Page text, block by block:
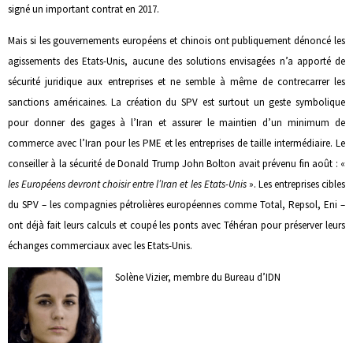
signé un important contrat en 2017.
Mais si les gouvernements européens et chinois ont publiquement dénoncé les
agissements des Etats-Unis, aucune des solutions envisagées n’a apporté de
sécurité juridique aux entreprises et ne semble à même de contrecarrer les
sanctions américaines. La création du SPV est surtout un geste symbolique
pour donner des gages à l’Iran et assurer le maintien d’un minimum de
commerce avec l’Iran pour les PME et les entreprises de taille intermédiaire. Le
conseiller à la sécurité de Donald Trump John Bolton avait prévenu fin août : «
les Européens devront choisir entre l’Iran et les Etats-Unis». Les entreprises cibles
du SPV – les compagnies pétrolières européennes comme Total, Repsol, Eni –
ont déjà fait leurs calculs et coupé les ponts avec Téhéran pour préserver leurs
échanges commerciaux avec les Etats-Unis.
Solène Vizier, membre du Bureau d’IDN